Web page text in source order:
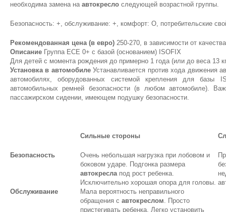
необходима замена на автокресло следующей возрастной группы.
Безопасность: +, обслуживание: +, комфорт: О, потребительские
Рекомендованная цена (в евро) 250-270, в зависимости от
Описание Группа ЕСЕ 0+ с базой (основанием) ISOFIX
Для детей с момента рождения до примерно 1 года (или до веса 13
Установка в автомобилеУстанавливается против хода движения
автомобилях, оборудованных системой крепления для базы
автомобильных ремней безопасности (в любом автомобиле).
пассажирском сидении, имеющем подушку безопасности.
Сильные стороны
Безопасность
Очень небольшая нагрузка при лобовом и
боковом ударе. Подгонка размера
автокреслапод рост ребенка.
Исключительно хорошая опора для головы.
Обслуживание
Мала вероятность неправильного
обращения с автокреслом. Просто
пристегивать ребенка. Легко установить